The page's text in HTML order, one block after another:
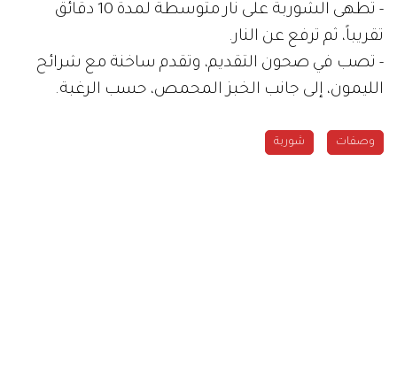
- تطهى الشوربة على نار متوسطة لمدة 10 دقائق
تقريباً، ثم ترفع عن النار.
- تصب في صحون التقديم، وتقدم ساخنة مع شرائح
الليمون، إلى جانب الخبز المحمص، حسب الرغبة.
وصفات شوربة